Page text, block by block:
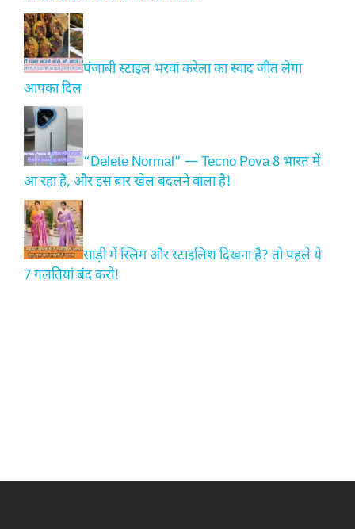
पंजाबी स्टाइल भरवां करेला का स्वाद जीत लेगा
आपका दिल
“Delete Normal” — Tecno Pova 8 भारत में
आ रहा है, और इस बार खेल बदलने वाला है!
साड़ी में स्लिम और स्टाइलिश दिखना है? तो पहले ये
7 गलतियां बंद करो!